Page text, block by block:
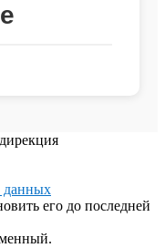
данных
его до последней